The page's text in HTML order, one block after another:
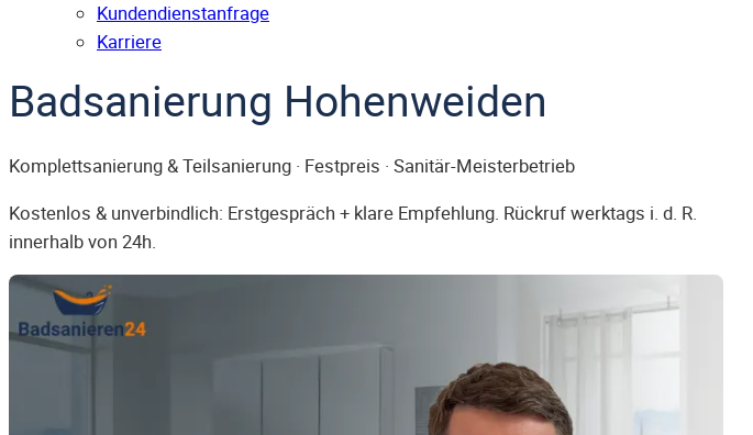
Kunden­dienst­anfrage
Karriere
Badsanierung Hohenweiden
Komplettsanierung & Teilsanierung · Festpreis · Sanitär-Meisterbetrieb
Kostenlos & unverbindlich: Erstgespräch + klare Empfehlung. Rückruf werktags i. d. R.
innerhalb von 24h.